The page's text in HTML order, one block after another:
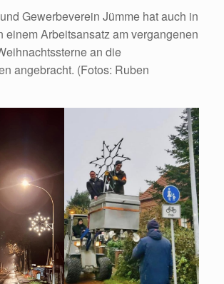
Gewerbeverein Jümme hat auch in
einem Arbeitsansatz am vergangenen
an die
angebracht. (Fotos: Ruben